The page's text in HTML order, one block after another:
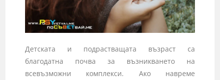
Детската и подрастващата възраст са
благодатна почва за възникването на
всевъзможни комплекси. Ако навреме